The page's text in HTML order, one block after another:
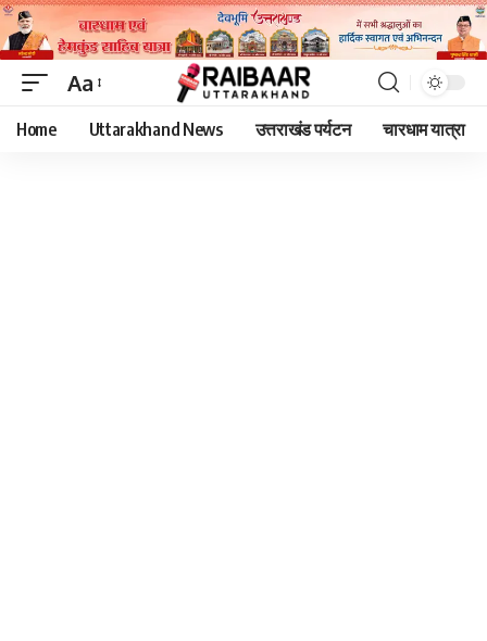
Font
Resizer
Aa
Home Uttarakhand News उत्तराखंड पर्यटन चारधाम यात्रा